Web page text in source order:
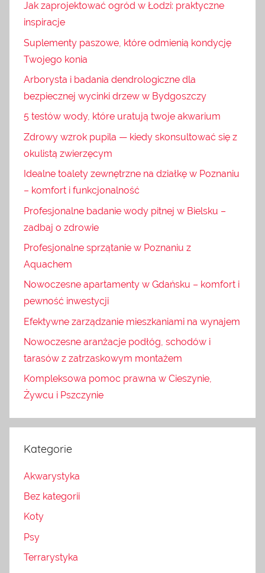
Jak zaprojektować ogród w Łodzi: praktyczne
inspiracje
Suplementy paszowe, które odmienią kondycję
Twojego konia
Arborysta i badania dendrologiczne dla
bezpiecznej wycinki drzew w Bydgoszczy
5 testów wody, które uratują twoje akwarium
Zdrowy wzrok pupila — kiedy skonsultować się z
okulistą zwierzęcym
Idealne toalety zewnętrzne na działkę w Poznaniu
– komfort i funkcjonalność
Profesjonalne badanie wody pitnej w Bielsku –
zadbaj o zdrowie
Profesjonalne sprzątanie w Poznaniu z
Aquachem
Nowoczesne apartamenty w Gdańsku – komfort i
pewność inwestycji
Efektywne zarządzanie mieszkaniami na wynajem
Nowoczesne aranżacje podłóg, schodów i
tarasów z zatrzaskowym montażem
Kompleksowa pomoc prawna w Cieszynie,
Żywcu i Pszczynie
Kategorie
Akwarystyka
Bez kategorii
Koty
Psy
Terrarystyka